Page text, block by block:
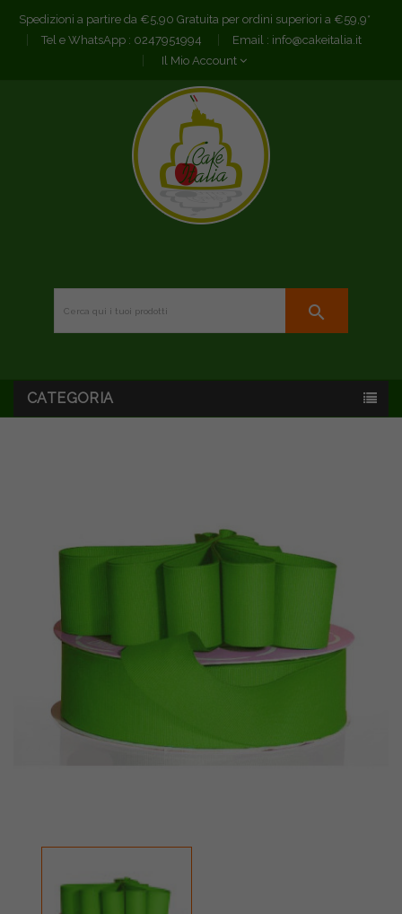
Spedizioni a partire da €5,90 Gratuita per ordini superiori a €59,9*
Tel e WhatsApp : 0247951994 Email : info@cakeitalia.it
Il Mio Account
search
CATEGORIA